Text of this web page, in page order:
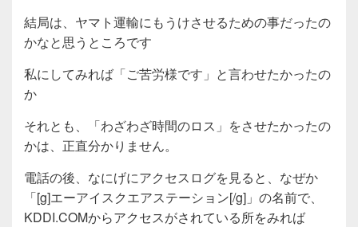
結局は、ヤマト運輸にもうけさせるための事だったの
かなと思うところです
私にしてみれば「ご苦労様です」と言わせたかったの
か
それとも、「わざわざ時間のロス」をさせたかったの
かは、正直分かりません。
電話の後、なにげにアクセスログを見ると、なぜか
「[g]エーアイスクエアステーション[/g]」の名前で、
KDDI.COMからアクセスがされている所をみれば